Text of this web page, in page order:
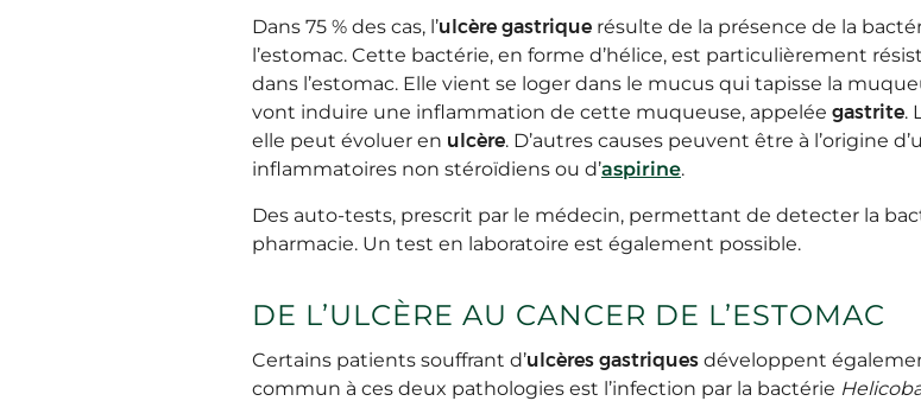
Dans 75 % des cas, l’ulcère gastrique résulte de la présence de la
l’estomac. Cette bactérie, en forme d’hélice, est particulièrement
dans l’estomac. Elle vient se loger dans le mucus qui tapisse la
vont induire une inflammation de cette muqueuse, appelée gastrite.
elle peut évoluer en ulcère. D’autres causes peuvent être à l’origine
inflammatoires non stéroïdiens ou d’aspirine.
Des auto-tests, prescrit par le médecin, permettant de detecter la
pharmacie. Un test en laboratoire est également possible.
DE L’ULCÈRE AU CANCER DE L’ESTOMAC
Certains patients souffrant d’ulcères gastriques développent
commun à ces deux pathologies est l’infection par la bactérie